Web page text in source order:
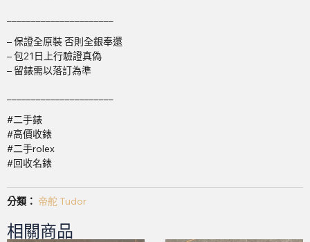
– 保證全原裝 否則全銀奉還
– 包21日上行驗證真偽
– 留錶需以落訂為準
#二手錶
#高價收錶
#二手rolex
#回收名錶
分類： 帝舵 Tudor
相關商品